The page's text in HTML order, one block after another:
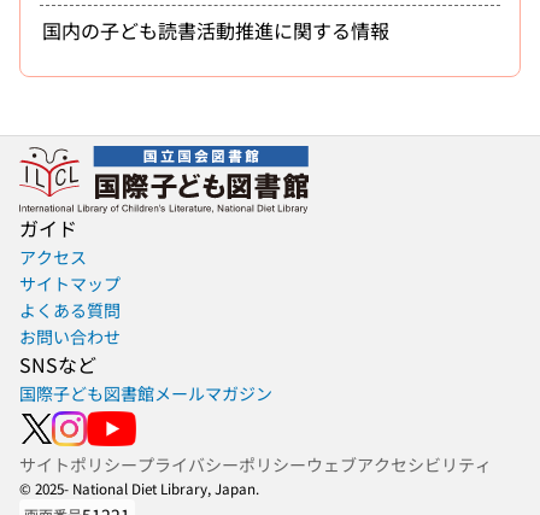
国内の子ども読書活動推進に関する情報
ガイド
アクセス
サイトマップ
よくある質問
お問い合わせ
SNSなど
国際子ども図書館メールマガジン
サイトポリシープライバシーポリシーウェブアクセシビリティ
© 2025- National Diet Library, Japan.